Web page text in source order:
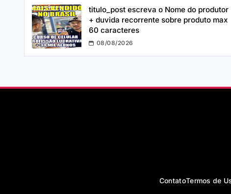
titulo_post escreva o Nome do produtor
+ duvida recorrente sobre produto max
60 caracteres
08/08/2026
ContatoTermos de